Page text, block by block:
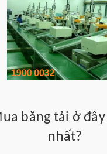
băng tải ở
nhất?